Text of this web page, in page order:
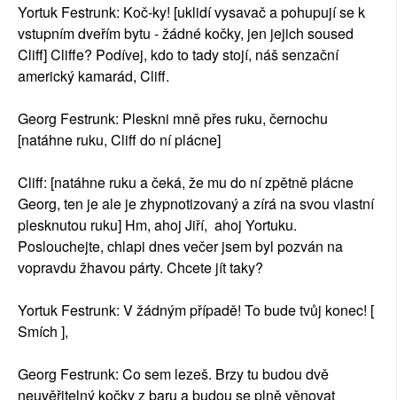
Yortuk Festrunk: Koč-ky! [uklidí vysavač a pohupují se k
vstupním dveřím bytu - žádné kočky, jen jejich soused
Cliff] Cliffe? Podívej, kdo to tady stojí, náš senzační
americký kamarád, Cliff.
Georg Festrunk: Pleskni mně přes ruku, černochu
[natáhne ruku, Cliff do ní plácne]
Cliff: [natáhne ruku a čeká, že mu do ní zpětně plácne
Georg, ten je ale je zhypnotizovaný a zírá na svou vlastní
plesknutou ruku] Hm, ahoj Jiří, ahoj Yortuku.
Poslouchejte, chlapi dnes večer jsem byl pozván na
vopravdu žhavou párty. Chcete jít taky?
Yortuk Festrunk: V žádným případě! To bude tvůj konec! [
Smích ],
Georg Festrunk: Co sem lezeš. Brzy tu budou dvě
neuvěřitelný kočky z baru a budou se plně věnovat